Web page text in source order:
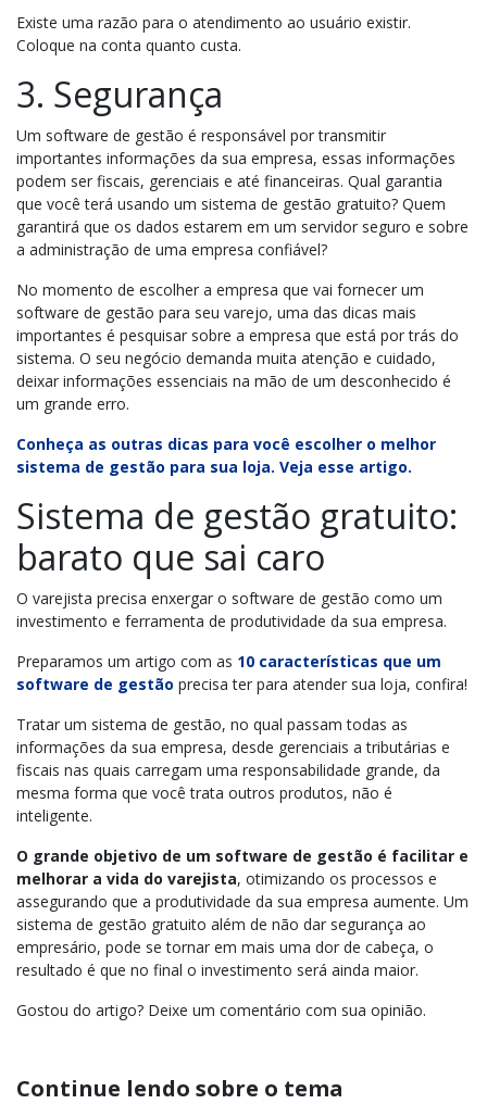
Existe uma razão para o atendimento ao usuário existir.
Coloque na conta quanto custa.
3. Segurança
Um software de gestão é responsável por transmitir
importantes informações da sua empresa, essas informações
podem ser fiscais, gerenciais e até financeiras. Qual garantia
que você terá usando um sistema de gestão gratuito? Quem
garantirá que os dados estarem em um servidor seguro e sobre
a administração de uma empresa confiável?
No momento de escolher a empresa que vai fornecer um
software de gestão para seu varejo, uma das dicas mais
importantes é pesquisar sobre a empresa que está por trás do
sistema. O seu negócio demanda muita atenção e cuidado,
deixar informações essenciais na mão de um desconhecido é
um grande erro.
Conheça as outras dicas para você escolher o melhor
sistema de gestão para sua loja. Veja esse artigo.
Sistema de gestão gratuito:
barato que sai caro
O varejista precisa enxergar o software de gestão como um
investimento e ferramenta de produtividade da sua empresa.
Preparamos um artigo com as 10 características que um
software de gestão precisa ter para atender sua loja, confira!
Tratar um sistema de gestão, no qual passam todas as
informações da sua empresa, desde gerenciais a tributárias e
fiscais nas quais carregam uma responsabilidade grande, da
mesma forma que você trata outros produtos, não é
inteligente.
O grande objetivo de um software de gestão é facilitar e
melhorar a vida do varejista, otimizando os processos e
assegurando que a produtividade da sua empresa aumente. Um
sistema de gestão gratuito além de não dar segurança ao
empresário, pode se tornar em mais uma dor de cabeça, o
resultado é que no final o investimento será ainda maior.
Gostou do artigo? Deixe um comentário com sua opinião.
Continue lendo sobre o tema